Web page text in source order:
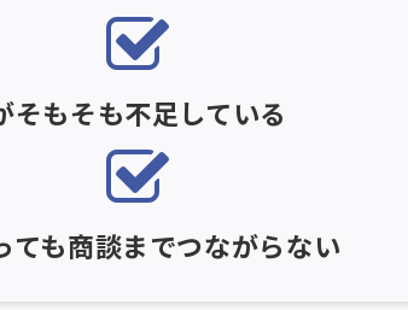
そもそも不足している
ても商談までつながらない